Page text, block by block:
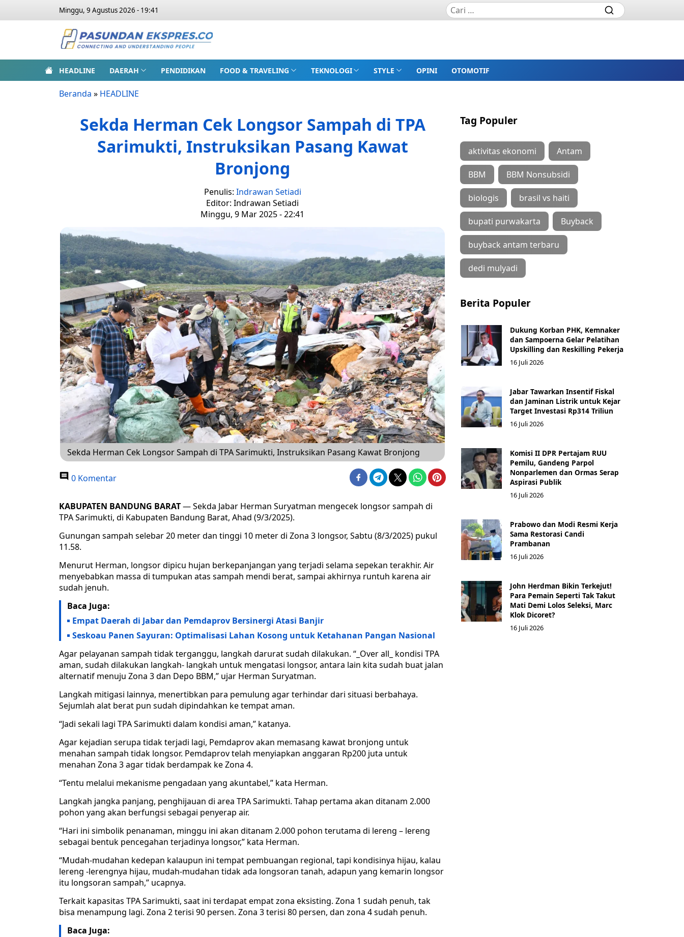
Minggu, 9 Agustus 2026 - 19:41
HEADLINE DAERAH PENDIDIKAN FOOD & TRAVELING TEKNOLOGI STYLE OPINI OTOMOTIF
Beranda » HEADLINE
Sekda Herman Cek Longsor Sampah di TPA
Sarimukti, Instruksikan Pasang Kawat
Bronjong
Penulis: Indrawan Setiadi
Editor: Indrawan Setiadi
Minggu, 9 Mar 2025 - 22:41
Sekda Herman Cek Longsor Sampah di TPA Sarimukti, Instruksikan Pasang Kawat Bronjong
0 Komentar
KABUPATEN BANDUNG BARAT— Sekda Jabar Herman Suryatman mengecek longsor sampah di
TPA Sarimukti, di Kabupaten Bandung Barat, Ahad (9/3/2025).
Gunungan sampah selebar 20 meter dan tinggi 10 meter di Zona 3 longsor, Sabtu (8/3/2025) pukul
11.58.
Menurut Herman, longsor dipicu hujan berkepanjangan yang terjadi selama sepekan terakhir. Air
menyebabkan massa di tumpukan atas sampah mendi berat, sampai akhirnya runtuh karena air
sudah jenuh.
Baca Juga:
Empat Daerah di Jabar dan Pemdaprov Bersinergi Atasi Banjir
Seskoau Panen Sayuran: Optimalisasi Lahan Kosong untuk Ketahanan Pangan Nasional
Agar pelayanan sampah tidak terganggu, langkah darurat sudah dilakukan. “_Over all_ kondisi TPA
aman, sudah dilakukan langkah- langkah untuk mengatasi longsor, antara lain kita sudah buat jalan
alternatif menuju Zona 3 dan Depo BBM,” ujar Herman Suryatman.
Langkah mitigasi lainnya, menertibkan para pemulung agar terhindar dari situasi berbahaya.
Sejumlah alat berat pun sudah dipindahkan ke tempat aman.
“Jadi sekali lagi TPA Sarimukti dalam kondisi aman,” katanya.
Agar kejadian serupa tidak terjadi lagi, Pemdaprov akan memasang kawat bronjong untuk
menahan sampah tidak longsor. Pemdaprov telah menyiapkan anggaran Rp200 juta untuk
menahan Zona 3 agar tidak berdampak ke Zona 4.
“Tentu melalui mekanisme pengadaan yang akuntabel,” kata Herman.
Langkah jangka panjang, penghijauan di area TPA Sarimukti. Tahap pertama akan ditanam 2.000
pohon yang akan berfungsi sebagai penyerap air.
“Hari ini simbolik penanaman, minggu ini akan ditanam 2.000 pohon terutama di lereng – lereng
sebagai bentuk pencegahan terjadinya longsor,” kata Herman.
“Mudah-mudahan kedepan kalaupun ini tempat pembuangan regional, tapi kondisinya hijau, kalau
lereng -lerengnya hijau, mudah-mudahan tidak ada longsoran tanah, adapun yang kemarin longsor
itu longsoran sampah,” ucapnya.
Terkait kapasitas TPA Sarimukti, saat ini terdapat empat zona eksisting. Zona 1 sudah penuh, tak
bisa menampung lagi. Zona 2 terisi 90 persen. Zona 3 terisi 80 persen, dan zona 4 sudah penuh.
Baca Juga:
Tag Populer
aktivitas ekonomi Antam
BBM BBM Nonsubsidi
biologis brasil vs haiti
bupati purwakarta Buyback
buyback antam terbaru
dedi mulyadi
Berita Populer
Dukung Korban PHK, Kemnaker
dan Sampoerna Gelar Pelatihan
Upskilling dan Reskilling Pekerja
16 Juli 2026
Jabar Tawarkan Insentif Fiskal
dan Jaminan Listrik untuk Kejar
Target Investasi Rp314 Triliun
16 Juli 2026
Komisi II DPR Pertajam RUU
Pemilu, Gandeng Parpol
Nonparlemen dan Ormas Serap
Aspirasi Publik
16 Juli 2026
Prabowo dan Modi Resmi Kerja
Sama Restorasi Candi
Prambanan
16 Juli 2026
John Herdman Bikin Terkejut!
Para Pemain Seperti Tak Takut
Mati Demi Lolos Seleksi, Marc
Klok Dicoret?
16 Juli 2026